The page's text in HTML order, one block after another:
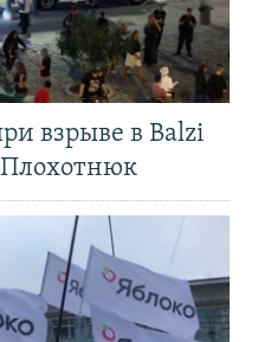
взрыве в Balzi
Плохотнюк